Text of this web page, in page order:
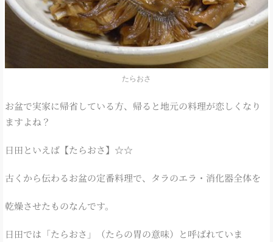
たらおさ
お盆で実家に帰省している方、帰ると地元の料理が恋しくなり
ますよね？
日田といえば【たらおさ】☆☆
古くから伝わるお盆の定番料理で、タラのエラ・消化器全体を
乾燥させたものなんです。
日田では「たらおさ」（たらの胃の意味）と呼ばれていま